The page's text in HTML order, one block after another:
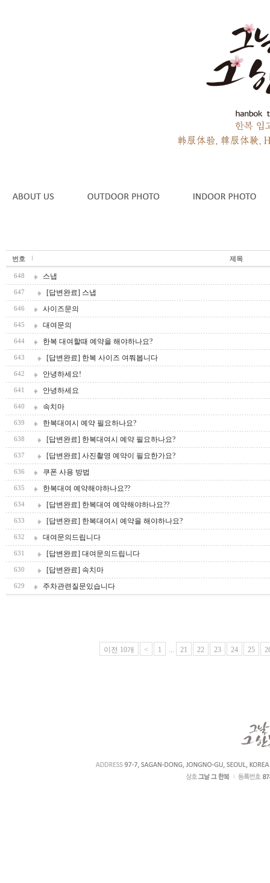
번호 제목
648 스냅
647 [답변완료] 스냅
646 사이즈문의
645 대여문의
644 한복 대여할때 예약을 해야하나요?
643 [답변완료] 한복 사이즈 여쭤봅니다
642 안녕하세요!
641 안녕하세요
640 속치마
639 한복대여시 예약 필요하나요?
638 [답변완료] 한복대여시 예약 필요하나요?
637 [답변완료] 사진촬영 예약이 필요한가요?
636 쿠폰 사용 방법
635 한복대여 예약해야하나요??
634 [답변완료] 한복대여 예약해야하나요??
633 [답변완료] 한복대여시 예약을 해야하나요?
632 대여문의드립니다
631 [답변완료] 대여문의드립니다
630 [답변완료] 속치마
629 주차관련질문있습니다
이전 10개 < 1 ... 21 22 23 24 25